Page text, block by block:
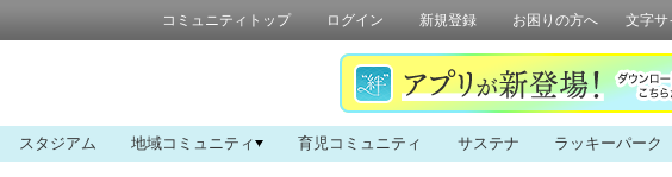
コミュニティトップ ログイン 新規登録 お困りの方へ 文字サ
スタジアム 地域コミュニティ 育児コミュニティ サステナ ラッキーパーク